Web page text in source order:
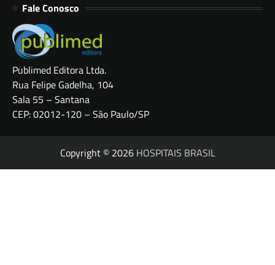
Fale Conosco
Publimed Editora Ltda.
Rua Felipe Gadelha, 104
Sala 55 – Santana
CEP: 02012-120 – São Paulo/SP
Copyright © 2026 HOSPITAIS BRASIL